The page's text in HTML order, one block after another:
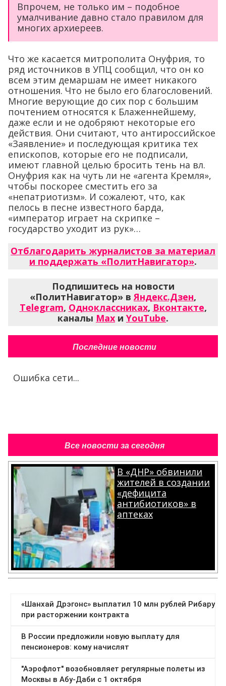
Впрочем, не только им – подобное
умалчивание давно стало правилом для
многих архиереев.
Что же касается митрополита Онуфрия, то
ряд источников в УПЦ сообщил, что он ко
всем этим демаршам не имеет никакого
отношения. Что не было его благословений.
Многие верующие до сих пор с большим
почтением относятся к Блаженнейшему,
даже если и не одобряют некоторые его
действия. Они считают, что антироссийское
«Заявление» и последующая критика тех
епископов, которые его не подписали,
имеют главной целью бросить тень на вл.
Онуфрия как на чуть ли не «агента Кремля»,
чтобы поскорее сместить его за
«непатриотизм». И сожалеют, что, как
пелось в песне известного барда,
«император играет на скрипке –
государство уходит из рук»…
Отблагодарить журналистов за материал
и поддержать «ПолитНавигатор».
Подпишитесь на новости
«ПолитНавигатор» вЯндекс.Дзен,
Telegram, Одноклассниках, Вконтакте,
каналы Max и YouTube.
Последние новости
Ошибка сети...
Все новости за сегодня
В «ДНР» обвинили
жителей в создании
«дефицита
антибиотиков» в
аптеках
.